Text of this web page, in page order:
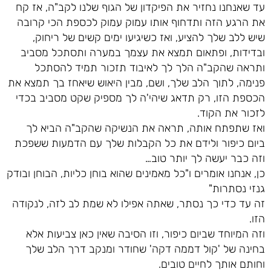
עד שאנחנו נחזיר את הפיקדון של הגוף שלנו לקב"ה, אז קח
את הרגע הזה ותדחוף אותו עמוק עמוק לכספת הכי קרובה
שיש ללב שלך להציע, ואז כשיגיעו ימים קשים של ריחוק,
ובדידות, ופתאום תמצא את עצמך במערה ותסתכל מסביב
ותראה שהקב"ה הלך לך לאיבוד תזכור תמיד להסתכל
פנימה, לתוך הלב שלך, ושם, מבין היאוש שיאחז בך תמצא את
הכספת הזו, רק תדאג שיהי'ה לך מספיק שקט מסביב בכדי
לזכור את הקוד.
ואז שתפתח אותה, תראה את הנשיקה שהקב"ה הביא לך
ביום כיפור ולידם את כל הקבלות שלך עם הדמעות ששפכת
וזה כבר יעשה לך יותר טוב…
כן, אנחנו אומרים ו"כל מאמינים שהוא בוחן כליות, הבוחן ובודק
גנזי נסתרות"
זה עד כדי כך נסתר, שאתה אפילו לא שמת לב לזה, לנקודה
הזו.
וזה המיוחד שביום כיפור, וזו הסיבה שאין כאן צביעות אלא
בחינה של 'קול דממה דקה' שחודר ומנקב דרך הלב שלך
וחותם אותך לחיים טובים.